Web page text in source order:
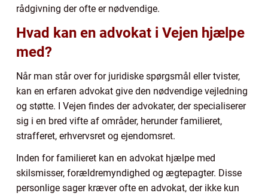
rådgivning der ofte er nødvendige.
Hvad kan en advokat i Vejen hjælpe
med?
Når man står over for juridiske spørgsmål eller tvister,
kan en erfaren advokat give den nødvendige vejledning
og støtte. I Vejen findes der advokater, der specialiserer
sig i en bred vifte af områder, herunder familieret,
strafferet, erhvervsret og ejendomsret.
Inden for familieret kan en advokat hjælpe med
skilsmisser, forældremyndighed og ægtepagter. Disse
personlige sager kræver ofte en advokat, der ikke kun